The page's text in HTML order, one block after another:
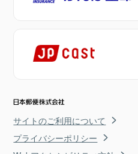
サイトのご利用について
プライバシーポリシー